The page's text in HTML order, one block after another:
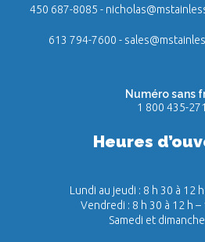
450 687-8085 -
613 794-7600 -
Numéro sans
1 800 435-
Heures
Lundi au jeudi : 8 h 30 à 12
Vendredi : 8 h 30 à 12 h –
Samedi et